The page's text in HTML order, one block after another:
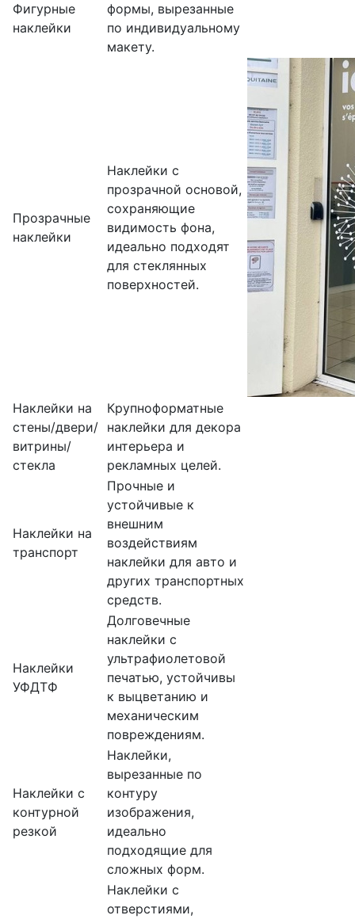
Фигурные
наклейки
формы, вырезанные
по индивидуальному
макету.
Прозрачные
наклейки
Наклейки с
прозрачной основой,
сохраняющие
видимость фона,
идеально подходят
для стеклянных
поверхностей.
Наклейки на
стены/двери/
витрины/
стекла
Крупноформатные
наклейки для декора
интерьера и
рекламных целей.
Наклейки на
транспорт
Прочные и
устойчивые к
внешним
воздействиям
наклейки для авто и
других транспортных
средств.
Наклейки
УФДТФ
Долговечные
наклейки с
ультрафиолетовой
печатью, устойчивы
к выцветанию и
механическим
повреждениям.
Наклейки с
контурной
резкой
Наклейки,
вырезанные по
контуру
изображения,
идеально
подходящие для
сложных форм.
Наклейки с
отверстиями,